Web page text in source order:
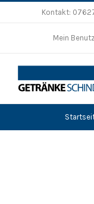
Kontakt:
Mein